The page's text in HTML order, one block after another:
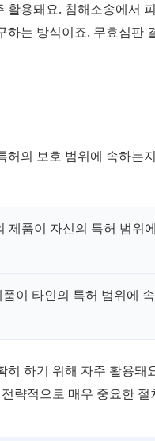
용돼요. 침해소송에서
는 방식이죠. 무효심판
의 보호 범위에 속하는
품이 자신의 특허 범위
이 타인의 특허 범위에
하기 위해 자주 활용돼
략적으로 매우 중요한 절